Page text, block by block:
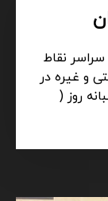
سراسر نقاط
و غیره در
ساعت شبانه روز (